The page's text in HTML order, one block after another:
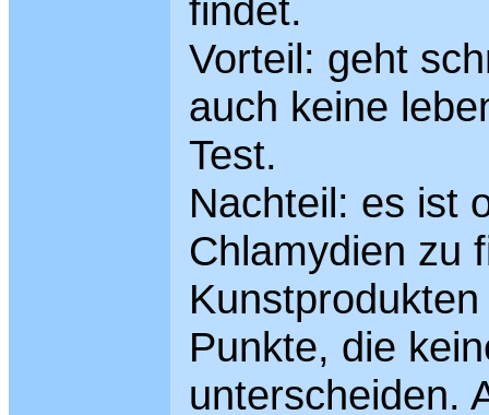
findet.
Vorteil: geht
auch keine
Test.
Nachteil: es ist
Chlamydien zu
Punkte, die
unterscheiden.